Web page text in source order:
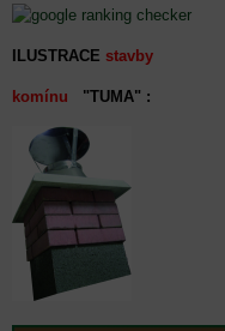
ILUSTRACE stavby
komínu "TUMA" :